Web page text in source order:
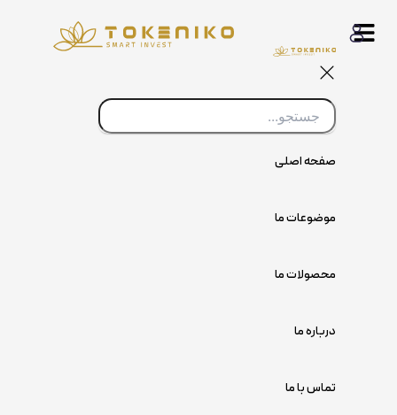
صفحه اصلی
موضوعات ما
محصولات ما
درباره ما
تماس با ما